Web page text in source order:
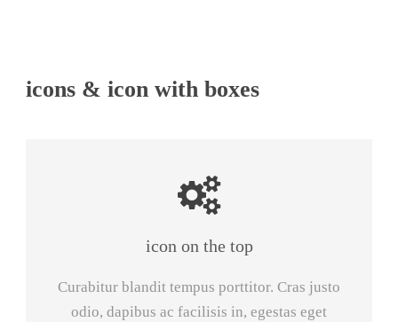
icons & icon with boxes
icon on the top
Curabitur blandit tempus porttitor. Cras justo
odio, dapibus ac facilisis in, egestas eget